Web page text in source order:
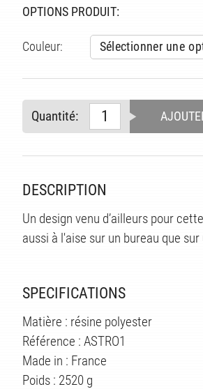
OPTIONS PRODUIT:
Couleur:
Quantité:
DESCRIPTION
Un design venu d’ailleurs pour
aussi à l'aise sur un bureau que sur
SPECIFICATIONS
Matière : résine polyester
Référence : ASTRO1
Made in : France
Poids : 2520 g